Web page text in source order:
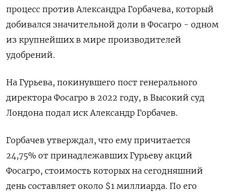
процесс против Александра Горбачева, который
добивался значительной доли в Фосагро - одном
из крупнейших в мире производителей
удобрений.
На Гурьева, покинувшего пост генерального
директора Фосагро в 2022 году, в Высокий суд
Лондона подал иск Александр Горбачев.
Горбачев утверждал, что ему причитается
24,75% от принадлежавших Гурьеву акций
Фосагро, стоимость которых на сегодняшний
день составляет около $1 миллиарда. По его